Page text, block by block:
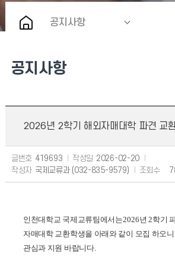
공지사항
공지사항
2026년 2학기 해외자매대학 파견 교
글번호 419693 작성일 2026-02-20
작성자 국제교류과 (032-835-9579) 조회수
인천대학교 국제교류팀에서는2026년2학기
자매대학 교환학생을 아래와 같이 모집 하오
관심과 지원 바랍니다.